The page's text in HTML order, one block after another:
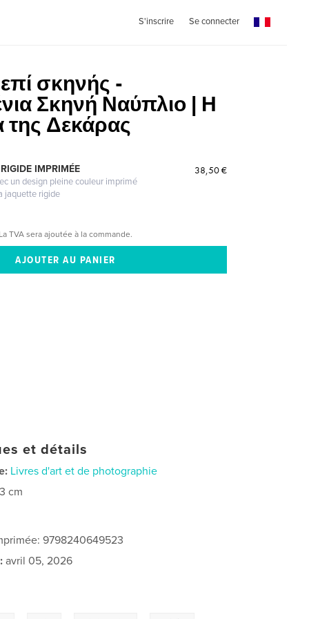
S'inscrire Se connecter
επί σκηνής -
Σκηνή Ναύπλιο | Η
της Δεκάρας
IMPRIMÉE
un design pleine couleur imprimé
jaquette rigide
38,50 €
La TVA sera ajoutée à la commande.
et détails
Livres d'art et de photographie
cm
9798240649523
avril 05, 2026